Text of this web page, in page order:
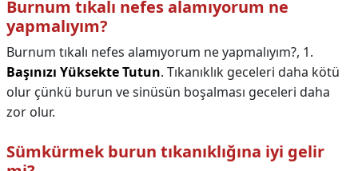
Burnum tıkalı nefes alamıyorum ne
yapmalıyım?
Burnum tıkalı nefes alamıyorum ne yapmalıyım?, 1.
Başınızı Yüksekte Tutun. Tıkanıklık geceleri daha kötü
olur çünkü burun ve sinüsün boşalması geceleri daha
zor olur.
Sümkürmek burun tıkanıklığına iyi gelir